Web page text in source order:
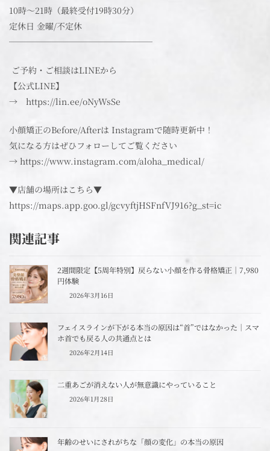
10時～21時（最終受付19時30分）
定休日 金曜/不定休
─────────────────
ご予約・ご相談はLINEから
【公式LINE】
→ https://lin.ee/oNyWsSe
小顔矯正のBefore/Afterは Instagramで随時更新中！
気になる方はぜひフォローしてご覧ください
→ https://www.instagram.com/aloha_medical/
▼店舗の場所はこちら▼
https://maps.app.goo.gl/gcvyftjHSFnfVJ916?g_st=ic
関連記事
2週間限定【5周年特別】戻らない小顔を作る骨格矯正｜7,980
円体験
2026年3月16日
フェイスラインが下がる本当の原因は“首”ではなかった｜スマ
ホ首でも戻る人の共通点とは
2026年2月14日
二重あごが消えない人が無意識にやっていること
2026年1月28日
年齢のせいにされがちな「顔の変化」の本当の原因